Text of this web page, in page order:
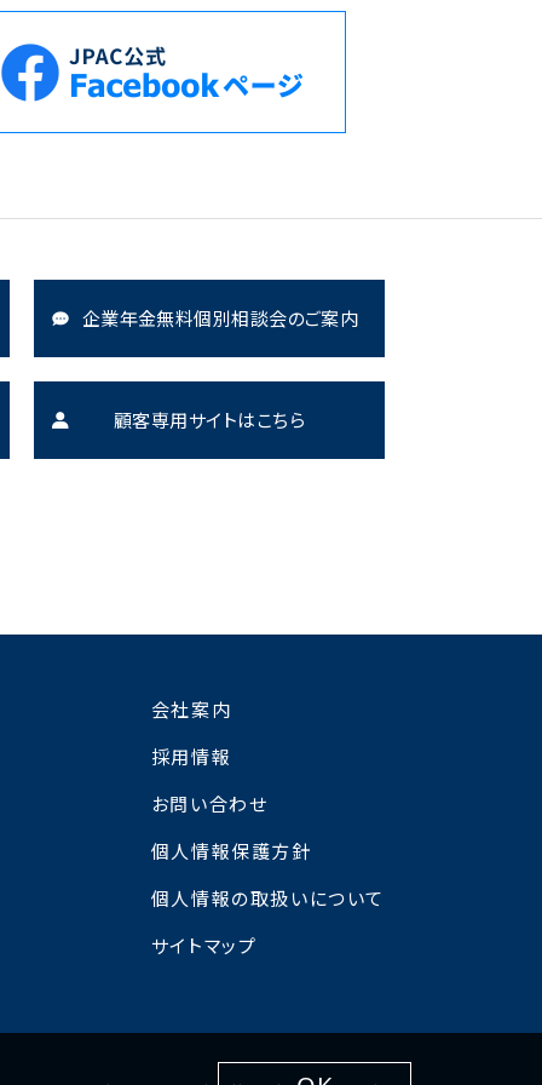
企業年金無料個別相談会のご案内
顧客専用サイトはこちら
会社案内
採用情報
お問い合わせ
個人情報保護方針
個人情報の取扱いについて
サイトマップ